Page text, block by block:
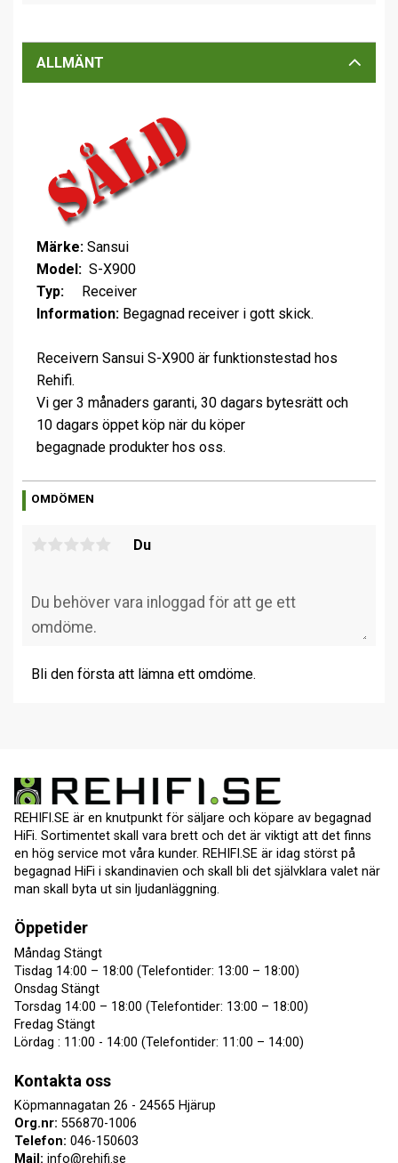
ALLMÄNT
Märke: Sansui
Model: S-X900
Typ: Receiver
Information: Begagnad receiver i gott skick.
Receivern Sansui S-X900 är funktionstestad hos
Rehifi.
Vi ger 3 månaders garanti, 30 dagars bytesrätt och
10 dagars öppet köp när du köper
begagnade produkter hos oss.
OMDÖMEN
Du
Bli den första att lämna ett omdöme.
REHIFI.SE är en knutpunkt för säljare och köpare av begagnad
HiFi. Sortimentet skall vara brett och det är viktigt att det finns
en hög service mot våra kunder. REHIFI.SE är idag störst på
begagnad HiFi i skandinavien och skall bli det självklara valet när
man skall byta ut sin ljudanläggning.
Öppetider
Måndag Stängt
Tisdag 14:00 – 18:00 (Telefontider: 13:00 – 18:00)
Onsdag Stängt
Torsdag 14:00 – 18:00 (Telefontider: 13:00 – 18:00)
Fredag Stängt
Lördag : 11:00 - 14:00 (Telefontider: 11:00 – 14:00)
Kontakta oss
Köpmannagatan 26 - 24565 Hjärup
Org.nr: 556870-1006
Telefon: 046-150603
Mail: info@rehifi.se